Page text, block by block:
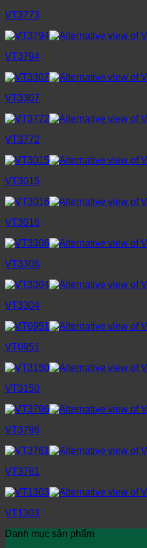
VT3773
VT3794
VT3307
VT3772
VT3015
VT3016
VT3306
VT3304
VT0951
VT3150
VT3796
VT3761
VT1303
Danh mục sản phẩm